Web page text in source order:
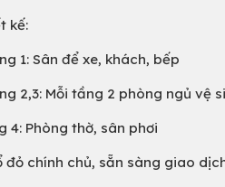
kế:
1: Sân để xe, khách, bếp
2,3: Mỗi tầng 2 phòng ngủ vệ
4: Phòng thờ, sân phơi
đỏ chính chủ, sẵn sàng giao